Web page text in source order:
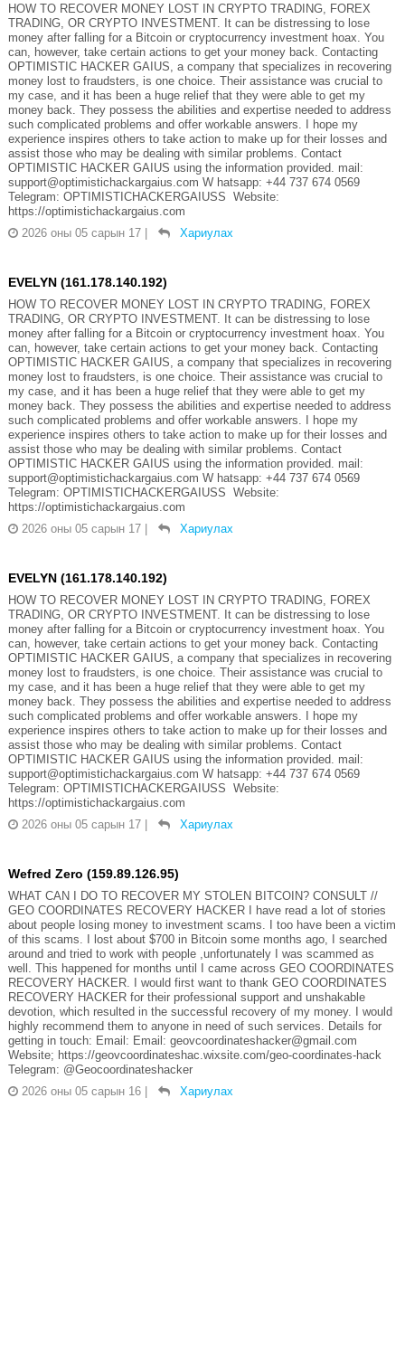
HOW TO RECOVER MONEY LOST IN CRYPTO TRADING, FOREX
TRADING, OR CRYPTO INVESTMENT. It can be distressing to lose
money after falling for a Bitcoin or cryptocurrency investment hoax. You
can, however, take certain actions to get your money back. Contacting
OPTIMISTIC HACKER GAIUS, a company that specializes in recovering
money lost to fraudsters, is one choice. Their assistance was crucial to
my case, and it has been a huge relief that they were able to get my
money back. They possess the abilities and expertise needed to address
such complicated problems and offer workable answers. I hope my
experience inspires others to take action to make up for their losses and
assist those who may be dealing with similar problems. Contact
OPTIMISTIC HACKER GAIUS using the information provided. mail:
support@optimistichackargaius.com W hatsapp: +44 737 674 0569
Telegram: OPTIMISTICHACKERGAIUSS Website:
https://optimistichackargaius.com
2026 оны 05 сарын 17 | Хариулах
EVELYN (161.178.140.192)
HOW TO RECOVER MONEY LOST IN CRYPTO TRADING, FOREX
TRADING, OR CRYPTO INVESTMENT. It can be distressing to lose
money after falling for a Bitcoin or cryptocurrency investment hoax. You
can, however, take certain actions to get your money back. Contacting
OPTIMISTIC HACKER GAIUS, a company that specializes in recovering
money lost to fraudsters, is one choice. Their assistance was crucial to
my case, and it has been a huge relief that they were able to get my
money back. They possess the abilities and expertise needed to address
such complicated problems and offer workable answers. I hope my
experience inspires others to take action to make up for their losses and
assist those who may be dealing with similar problems. Contact
OPTIMISTIC HACKER GAIUS using the information provided. mail:
support@optimistichackargaius.com W hatsapp: +44 737 674 0569
Telegram: OPTIMISTICHACKERGAIUSS Website:
https://optimistichackargaius.com
2026 оны 05 сарын 17 | Хариулах
EVELYN (161.178.140.192)
HOW TO RECOVER MONEY LOST IN CRYPTO TRADING, FOREX
TRADING, OR CRYPTO INVESTMENT. It can be distressing to lose
money after falling for a Bitcoin or cryptocurrency investment hoax. You
can, however, take certain actions to get your money back. Contacting
OPTIMISTIC HACKER GAIUS, a company that specializes in recovering
money lost to fraudsters, is one choice. Their assistance was crucial to
my case, and it has been a huge relief that they were able to get my
money back. They possess the abilities and expertise needed to address
such complicated problems and offer workable answers. I hope my
experience inspires others to take action to make up for their losses and
assist those who may be dealing with similar problems. Contact
OPTIMISTIC HACKER GAIUS using the information provided. mail:
support@optimistichackargaius.com W hatsapp: +44 737 674 0569
Telegram: OPTIMISTICHACKERGAIUSS Website:
https://optimistichackargaius.com
2026 оны 05 сарын 17 | Хариулах
Wefred Zero (159.89.126.95)
WHAT CAN I DO TO RECOVER MY STOLEN BITCOIN? CONSULT //
GEO COORDINATES RECOVERY HACKER I have read a lot of stories
about people losing money to investment scams. I too have been a victim
of this scams. I lost about $700 in Bitcoin some months ago, I searched
around and tried to work with people ,unfortunately I was scammed as
well. This happened for months until I came across GEO COORDINATES
RECOVERY HACKER. I would first want to thank GEO COORDINATES
RECOVERY HACKER for their professional support and unshakable
devotion, which resulted in the successful recovery of my money. I would
highly recommend them to anyone in need of such services. Details for
getting in touch: Email: Email: geovcoordinateshacker@gmail.com
Website; https://geovcoordinateshac.wixsite.com/geo-coordinates-hack
Telegram: @Geocoordinateshacker
2026 оны 05 сарын 16 | Хариулах